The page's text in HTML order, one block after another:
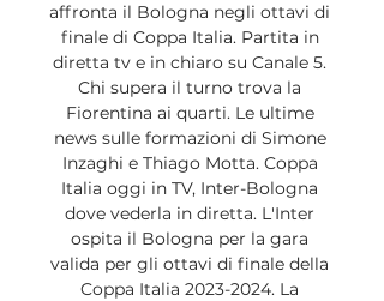
affronta il Bologna negli ottavi di
finale di Coppa Italia. Partita in
diretta tv e in chiaro su Canale 5.
Chi supera il turno trova la
Fiorentina ai quarti. Le ultime
news sulle formazioni di Simone
Inzaghi e Thiago Motta. Coppa
Italia oggi in TV, Inter-Bologna
dove vederla in diretta. L'Inter
ospita il Bologna per la gara
valida per gli ottavi di finale della
Coppa Italia 2023-2024. La